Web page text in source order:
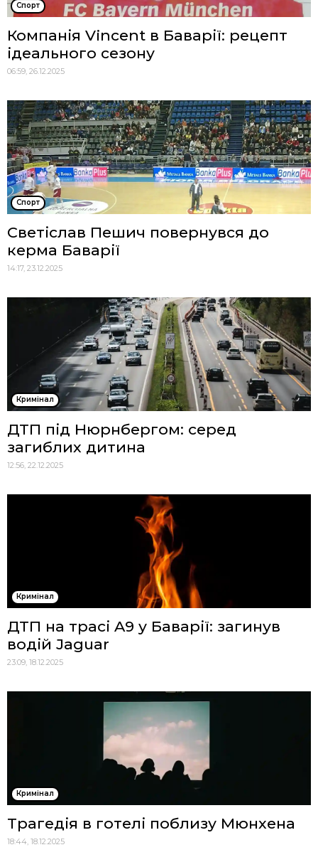
Спорт
Компанія Vincent в Баварії: рецепт
ідеального сезону
06:59, 26.12.2025
Спорт
Светіслав Пешич повернувся до
керма Баварії
14:17, 23.12.2025
Кримінал
ДТП під Нюрнбергом: серед
загиблих дитина
12:56, 22.12.2025
Кримінал
ДТП на трасі A9 у Баварії: загинув
водій Jaguar
23:09, 18.12.2025
Кримінал
Трагедія в готелі поблизу Мюнхена
18:44, 18.12.2025